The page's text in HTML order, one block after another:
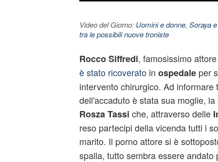
Video del Giorno: Uomini e donne, Soraya
tra le possibili nuove troniste
Rocco Siffredi, famosissimo
è stato ricoveratoin ospedaleper
intervento chirurgico. Ad informare
dell'accaduto è stata sua moglie,
Rosza Tassi che, attraverso delle
reso partecipi della vicenda tutti i
marito. Il porno attore si è
spalla, tutto sembra essere andato